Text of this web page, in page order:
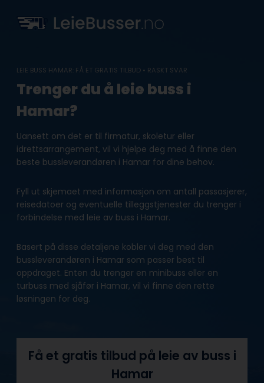
content
LEIE BUSS HAMAR: FÅ ET GRATIS TILBUD • RASKT SVAR
Trenger du å leie buss i
Hamar?
Uansett om det er til firmatur, skoletur eller
idrettsarrangement, vil vi hjelpe deg med å finne den
beste bussleverandøren i Hamar for dine behov.
Fyll ut skjemaet med informasjon om antall passasjerer,
reisedatoer og eventuelle tilleggstjenester du trenger i
forbindelse med leie av buss i Hamar.
Basert på disse detaljene kobler vi deg med den
bussleverandøren i Hamar som passer best til
oppdraget. Enten du trenger en minibuss eller en
turbuss med sjåfør i Hamar, vil vi finne den rette
løsningen for deg.
Få et gratis tilbud på leie av buss i
Hamar